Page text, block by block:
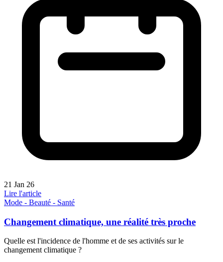
21 Jan 26
Lire l'article
Mode - Beauté - Santé
Changement climatique, une réalité très proche
Quelle est l'incidence de l'homme et de ses activités sur le
changement climatique ?